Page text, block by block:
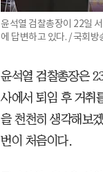
윤석열 검찰총장이 22일
에 답변하고 있다. / 국회방
윤석열 검찰총장은
사에서 퇴임 후 거취
을 천천히 생각해보
번이 처음이다.